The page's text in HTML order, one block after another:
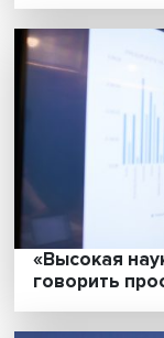
«У нас все